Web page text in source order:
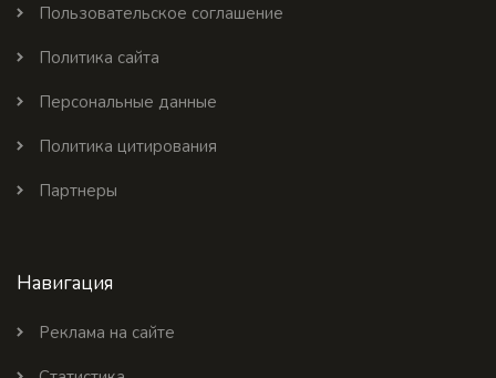
Пользовательское соглашение
Политика сайта
Персональные данные
Политика цитирования
Партнеры
Навигация
Реклама на сайте